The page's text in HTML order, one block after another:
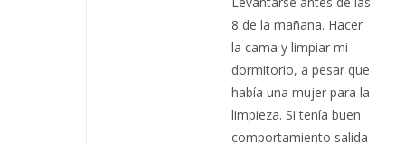
8 de la mañana. Hacer
la cama y limpiar mi
dormitorio, a pesar que
había una mujer para la
limpieza. Si tenía buen
comportamiento salida